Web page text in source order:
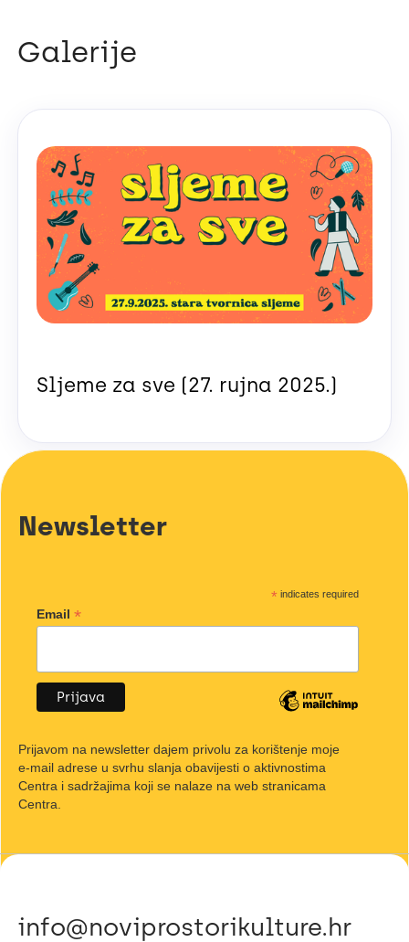
Galerije
Sljeme za sve (27. rujna 2025.)
Newsletter
* indicates required
Email*
Prijavom na newsletter dajem privolu za korištenje moje
e-mail adrese u svrhu slanja obavijesti o aktivnostima
Centra i sadržajima koji se nalaze na web stranicama
Centra.
info@noviprostorikulture.hr